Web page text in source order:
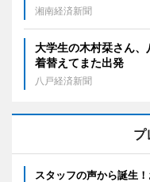
湘南経済新聞
大学生の木村栞さん
着替えてまた出発
八戸経済新聞
プ
スタッフの声から誕生